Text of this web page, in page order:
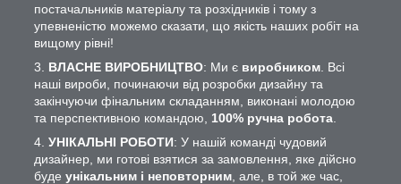
постачальників матеріалу та розхідників і тому з
упевненістю можемо сказати, що якість наших робіт на
вищому рівні!
ВЛАСНЕ ВИРОБНИЦТВО: Ми є виробником . Всі
наші вироби, починаючи від розробки дизайну та
закінчуючи фінальним складанням, виконані молодою
та перспективною командою, 100% ручна робота
УНІКАЛЬНІ РОБОТИ: У нашій команді чудовий
дизайнер, ми готові взятися за замовлення, яке дійсно
буде унікальним і неповторним , але, в той же час,